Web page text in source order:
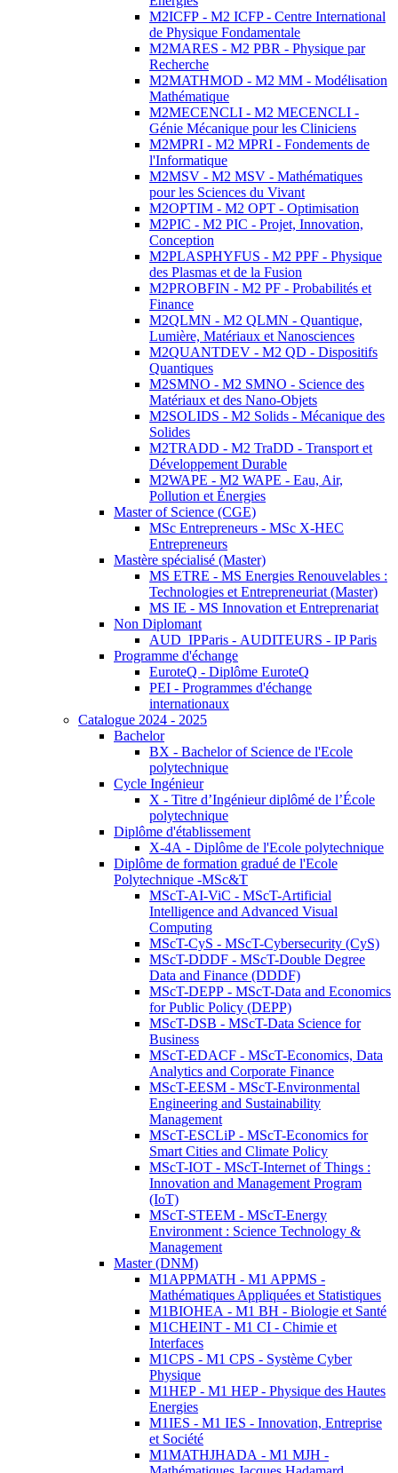
M2ICFP - M2 ICFP - Centre International
de Physique Fondamentale
M2MARES - M2 PBR - Physique par
Recherche
M2MATHMOD - M2 MM - Modélisation
Mathématique
M2MECENCLI - M2 MECENCLI -
Génie Mécanique pour les Cliniciens
M2MPRI - M2 MPRI - Fondements de
l'Informatique
M2MSV - M2 MSV - Mathématiques
pour les Sciences du Vivant
M2OPTIM - M2 OPT - Optimisation
M2PIC - M2 PIC - Projet, Innovation,
Conception
M2PLASPHYFUS - M2 PPF - Physique
des Plasmas et de la Fusion
M2PROBFIN - M2 PF - Probabilités et
Finance
M2QLMN - M2 QLMN - Quantique,
Lumière, Matériaux et Nanosciences
M2QUANTDEV - M2 QD - Dispositifs
Quantiques
M2SMNO - M2 SMNO - Science des
Matériaux et des Nano-Objets
M2SOLIDS - M2 Solids - Mécanique des
Solides
M2TRADD - M2 TraDD - Transport et
Développement Durable
M2WAPE - M2 WAPE - Eau, Air,
Pollution et Énergies
Master of Science (CGE)
MSc Entrepreneurs - MSc X-HEC
Entrepreneurs
Mastère spécialisé (Master)
MS ETRE - MS Energies Renouvelables :
Technologies et Entrepreneuriat (Master)
MS IE - MS Innovation et Entreprenariat
Non Diplomant
AUD_IPParis - AUDITEURS - IP Paris
Programme d'échange
EuroteQ - Diplôme EuroteQ
PEI - Programmes d'échange
internationaux
Catalogue 2024 - 2025
Bachelor
BX - Bachelor of Science de l'Ecole
polytechnique
Cycle Ingénieur
X - Titre d’Ingénieur diplômé de l’École
polytechnique
Diplôme d'établissement
X-4A - Diplôme de l'Ecole polytechnique
Diplôme de formation gradué de l'Ecole
Polytechnique -MSc&T
MScT-AI-ViC - MScT-Artificial
Intelligence and Advanced Visual
Computing
MScT-CyS - MScT-Cybersecurity (CyS)
MScT-DDDF - MScT-Double Degree
Data and Finance (DDDF)
MScT-DEPP - MScT-Data and Economics
for Public Policy (DEPP)
MScT-DSB - MScT-Data Science for
Business
MScT-EDACF - MScT-Economics, Data
Analytics and Corporate Finance
MScT-EESM - MScT-Environmental
Engineering and Sustainability
Management
MScT-ESCLiP - MScT-Economics for
Smart Cities and Climate Policy
MScT-IOT - MScT-Internet of Things :
Innovation and Management Program
(IoT)
MScT-STEEM - MScT-Energy
Environment : Science Technology &
Management
Master (DNM)
M1APPMATH - M1 APPMS -
Mathématiques Appliquées et Statistiques
M1BIOHEA - M1 BH - Biologie et Santé
M1CHEINT - M1 CI - Chimie et
Interfaces
M1CPS - M1 CPS - Système Cyber
Physique
M1HEP - M1 HEP - Physique des Hautes
Energies
M1IES - M1 IES - Innovation, Entreprise
et Société
M1MATHJHADA - M1 MJH -